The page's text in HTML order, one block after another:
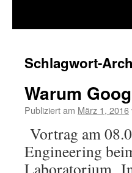
Schlagwort-
Warum
Publiziert am März 1, 2016
Vortrag am
Engineering
Laboratorium